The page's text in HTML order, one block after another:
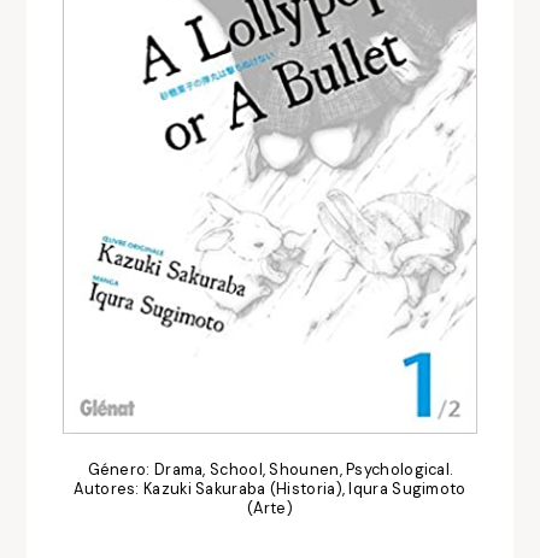
Género: Drama, School, Shounen, Psychological.
Autores: Kazuki Sakuraba (Historia), Iqura Sugimoto
(Arte)